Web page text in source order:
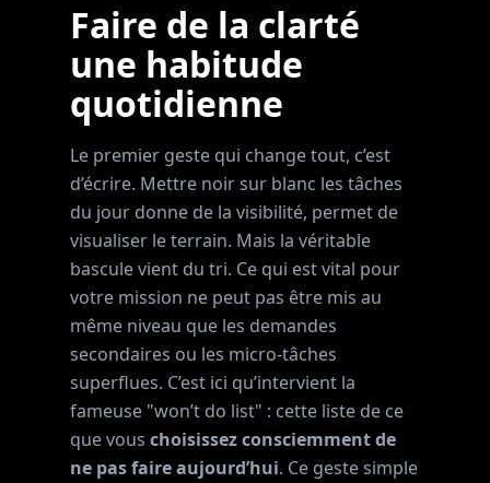
Faire de la clarté
une habitude
quotidienne
Le premier geste qui change tout, c’est
d’écrire. Mettre noir sur blanc les tâches
du jour donne de la visibilité, permet de
visualiser le terrain. Mais la véritable
bascule vient du tri. Ce qui est vital pour
votre mission ne peut pas être mis au
même niveau que les demandes
secondaires ou les micro-tâches
superflues. C’est ici qu’intervient la
fameuse "won’t do list" : cette liste de ce
que vous choisissez consciemment de
ne pas faire aujourd’hui. Ce geste simple